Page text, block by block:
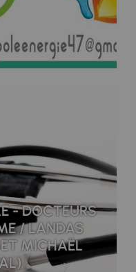
- DOCTEURS
/ LANDAS
MICHAËL